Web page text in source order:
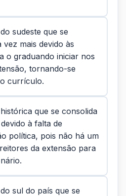
sudeste que se
vez mais devido às
o graduando iniciar nos
tornando-se
currículo.
que se consolida
à falta de
política, pois não há um
da extensão para
sul do país que se